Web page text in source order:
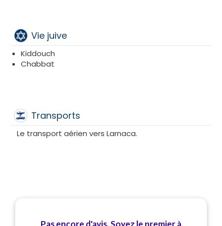
Vie juive
Kiddouch
Chabbat
Transports
Le transport aérien vers Larnaca.
Pas encore d'avis. Soyez le premier à